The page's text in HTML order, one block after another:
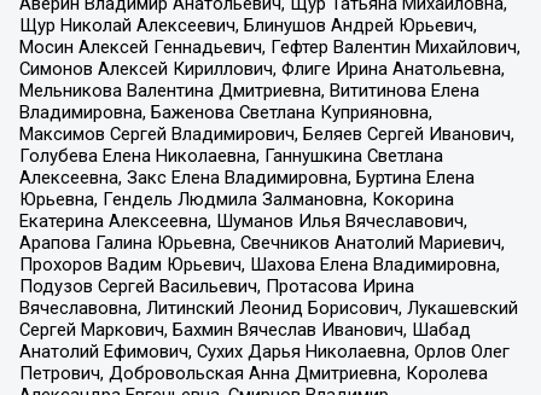
Щур Николай Алексеевич, Блинушов Андрей Юрьевич,
Мосин Алексей Геннадьевич, Гефтер Валентин Михайлович,
Симонов Алексей Кириллович, Флиге Ирина Анатольевна,
Мельникова Валентина Дмитриевна, Вититинова Елена
Владимировна, Баженова Светлана Куприяновна,
Максимов Сергей Владимирович, Беляев Сергей Иванович,
Голубева Елена Николаевна, Ганнушкина Светлана
Алексеевна, Закс Елена Владимировна, Буртина Елена
Юрьевна, Гендель Людмила Залмановна, Кокорина
Екатерина Алексеевна, Шуманов Илья Вячеславович,
Арапова Галина Юрьевна, Свечников Анатолий Мариевич,
Прохоров Вадим Юрьевич, Шахова Елена Владимировна,
Подузов Сергей Васильевич, Протасова Ирина
Вячеславовна, Литинский Леонид Борисович, Лукашевский
Сергей Маркович, Бахмин Вячеслав Иванович, Шабад
Анатолий Ефимович, Сухих Дарья Николаевна, Орлов Олег
Петрович, Добровольская Анна Дмитриевна, Королева